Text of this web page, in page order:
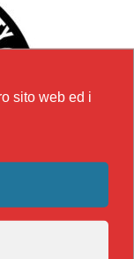
sito web ed i